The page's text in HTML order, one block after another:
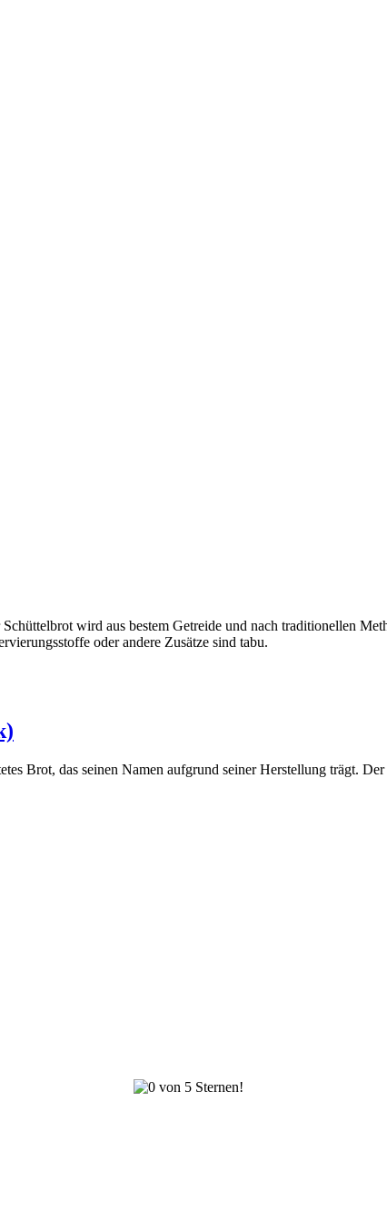
wird aus bestem Getreide und nach traditionellen
oder andere Zusätze sind tabu.
Brot, das seinen Namen aufgrund seiner Herstellung trägt.